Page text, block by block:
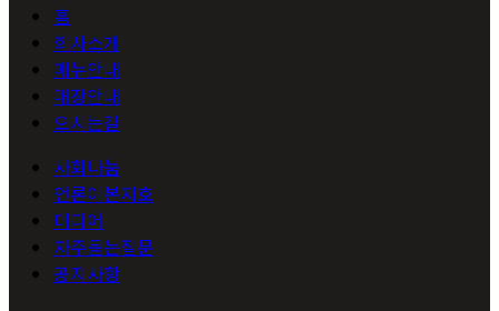
홈
회사소개
메뉴안내
매장안내
오시는길
사회나눔
언론이본지호
미디어
자주묻는질문
공지사항